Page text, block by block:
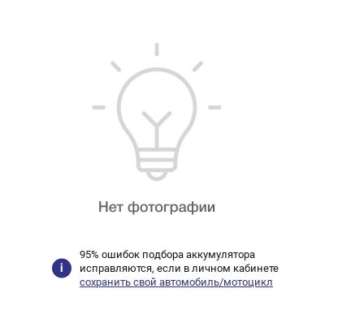
95% ошибок подбора аккумулятора
исправляются, если в личном кабинете
сохранить свой автомобиль/мотоцикл